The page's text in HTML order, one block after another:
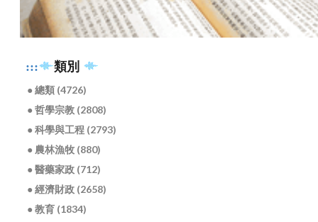
::: 類別
● 總類 (4726)
● 哲學宗教 (2808)
● 科學與工程 (2793)
● 農林漁牧 (880)
● 醫藥家政 (712)
● 經濟財政 (2658)
● 教育 (1834)